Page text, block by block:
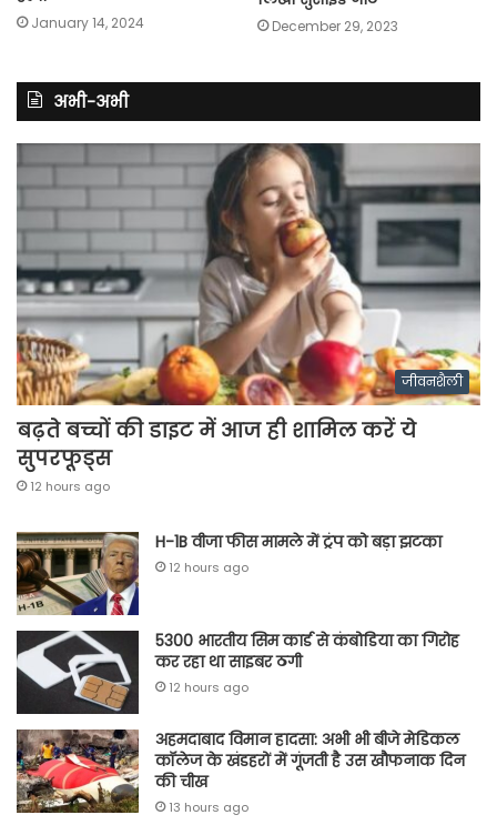
January 14, 2024 December 29, 2023
अभी-अभी
जीवनशैली
बढ़ते बच्चों की डाइट में आज ही शामिल करें ये
सुपरफूड्स
12 hours ago
H-1B वीजा फीस मामले में ट्रंप को बड़ा झटका
12 hours ago
5300 भारतीय सिम कार्ड से कंबोडिया का गिरोह
कर रहा था साइबर ठगी
12 hours ago
अहमदाबाद विमान हादसा: अभी भी बीजे मेडिकल
कॉलेज के खंडहरों में गूंजती है उस खौफनाक दिन
की चीख
13 hours ago